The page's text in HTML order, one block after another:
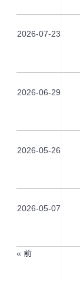
2026-07-23
2026-06-29
2026-05-26
2026-05-07
« 前